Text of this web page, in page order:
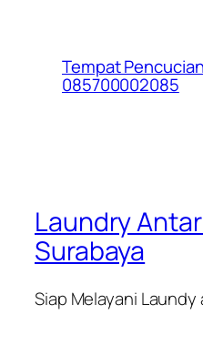
Tempat
085700002085
Laundry
Surabaya
Siap Melayani Laundy